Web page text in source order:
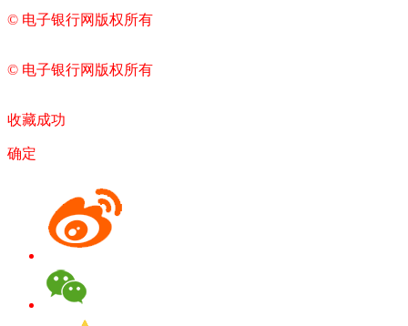
© 电子银行网版权所有
© 电子银行网版权所有
收藏成功
确定